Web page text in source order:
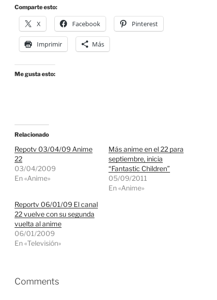
Comparte esto:
X Facebook Pinterest
Imprimir Más
Me gusta esto:
Relacionado
Repotv 03/04/09 Anime
22
03/04/2009
En «Anime»
Más anime en el 22 para
septiembre, inicia
“Fantastic Children”
05/09/2011
En «Anime»
Reportv 06/01/09 El canal
22 vuelve con su segunda
vuelta al anime
06/01/2009
En «Televisión»
Comments